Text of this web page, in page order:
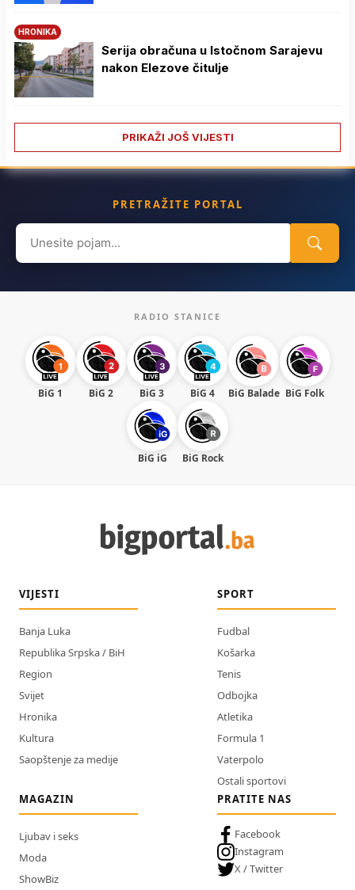
HRONIKA
Serija obračuna u Istočnom Sarajevu
nakon Elezove čitulje
PRIKAŽI JOŠ VIJESTI
PRETRAŽITE PORTAL
Search
for:
RADIO STANICE
BiG 1 BiG 2 BiG 3 BiG 4 BiG Balade BiG Folk
BiG iG BiG Rock
VIJESTI
Banja Luka
Republika Srpska / BiH
Region
Svijet
Hronika
Kultura
Saopštenje za medije
SPORT
Fudbal
Košarka
Tenis
Odbojka
Atletika
Formula 1
Vaterpolo
Ostali sportovi
MAGAZIN
Ljubav i seks
Moda
ShowBiz
PRATITE NAS
Facebook
Instagram
X / Twitter